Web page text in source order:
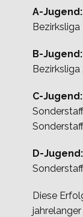
A-Jugend:
Bezirksliga
B-Jugend:
C-Jugend:
D-Jugend:
Diese